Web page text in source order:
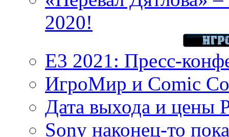
2020!
E3 2021: Пресс-
ИгроМир и Comic
Дата выхода и цены
Sony наконец-то